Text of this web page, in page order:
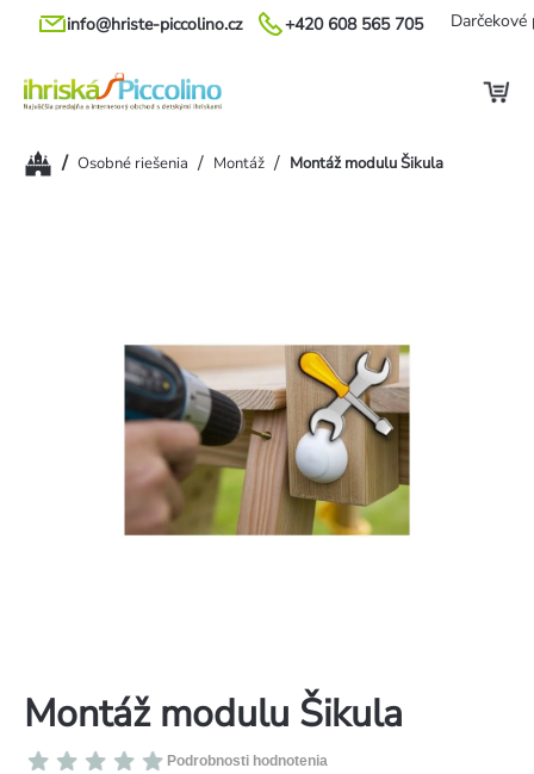
Prejsť
+420 608 565 705
info@hriste-piccolino.cz Darčekové
Domov
/ Osobné riešenia / Montáž / Montáž modulu Šikula
Montáž modulu Šikula
Priemerné
Podrobnosti hodnotenia